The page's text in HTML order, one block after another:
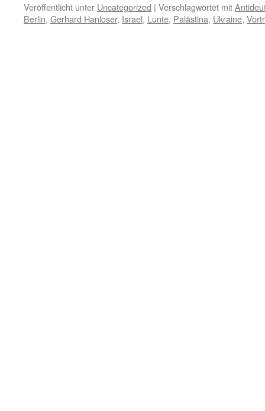
Veröffentlicht unter Uncategorized | Verschlagwortet mit
Berlin, Gerhard Hanloser, Israel, Lunte, Palästina, Ukraine,